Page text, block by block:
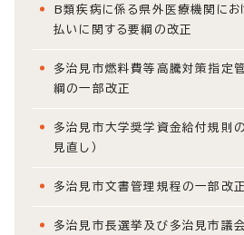
B類疾病に係る県外医療機関に
払いに関する要綱の改正
多治見市燃料費等高騰対策指定
綱の一部改正
多治見市大学奨学資金給付規則
見直し）
多治見市文書管理規程の一部改正
多治見市長選挙及び多治見市議